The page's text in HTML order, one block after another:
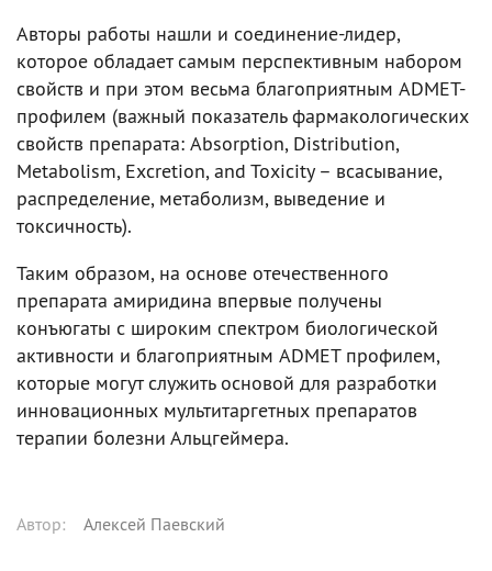
Авторы работы нашли и соединение-лидер,
которое обладает самым перспективным набором
свойств и при этом весьма благоприятным ADMET-
профилем (важный показатель фармакологических
свойств препарата: Absorption, Distribution,
Metabolism, Excretion, and Toxicity – всасывание,
распределение, метаболизм, выведение и
токсичность).
Таким образом, на основе отечественного
препарата амиридина впервые получены
конъюгаты с широким спектром биологической
активности и благоприятным ADMET профилем,
которые могут служить основой для разработки
инновационных мультитаргетных препаратов
терапии болезни Альцгеймера.
Автор: Алексей Паевский